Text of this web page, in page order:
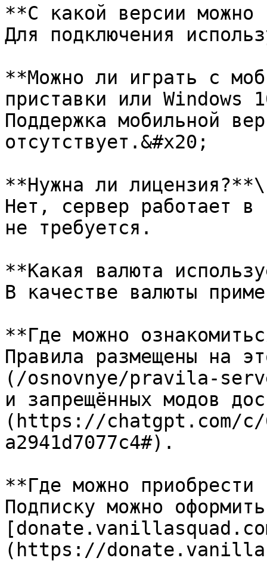
**С какой версии можно
Для подключения
**Можно ли играть с
приставки или
Поддержка мобильной
отсутствует.&#x20;
**Нужна ли лицензия?**\
Нет, сервер работает в
не требуется.
**Какая валюта
В качестве валюты
**Где можно
Правила размещены на
(/osnovnye/pravila-
и запрещённых модов
(https://chatgpt.com/c/
a2941d7077c4#).
**Где можно
Подписку можно
(https://